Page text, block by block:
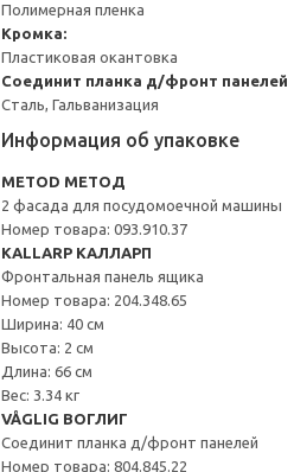
Полимерная пленка
Кромка:
Пластиковая окантовка
Соединит планка д/фронт панелей
Сталь, Гальванизация
Информация об упаковке
METOD МЕТОД
2 фасада для посудомоечной машины
Номер товара: 093.910.37
KALLARP КАЛЛАРП
Фронтальная панель ящика
Номер товара: 204.348.65
Ширина: 40 см
Высота: 2 см
Длина: 66 см
Вес: 3.34 кг
VÅGLIG ВОГЛИГ
Соединит планка д/фронт панелей
Номер товара: 804.845.22